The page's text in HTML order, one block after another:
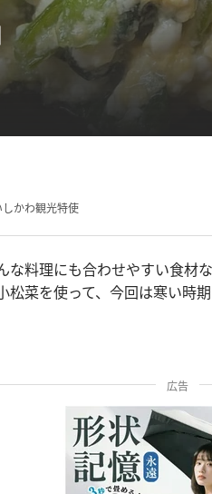
かわ観光特使
な料理にも合わせやすい食材
松菜を使って、今回は寒い時
広告